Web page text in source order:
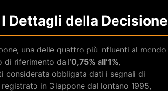
Dettagli della Decisione
una delle quattro più influenti al mondo
di riferimento dall’0,75% all’1%,
considerata obbligata dati i segnali di
in Giappone dal lontano 1995,